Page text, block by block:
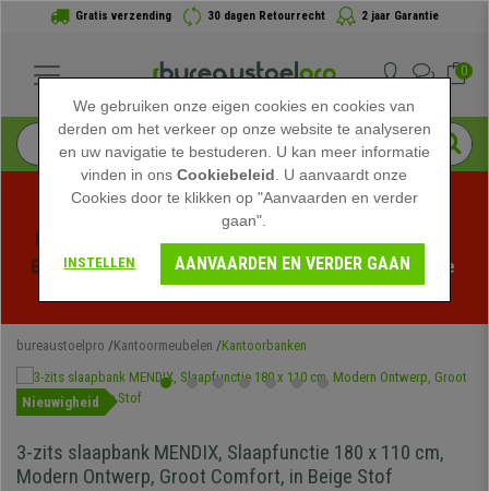
Gratis verzending 30 dagen Retourrecht 2 jaar Garantie
0
Profiteer van de Zomeruitverkoop bij bureaustoelpro!
Exclusieve kortingen voor een beperkte tijd - Bekijk de
bureaustoelpro Kantoormeubelen Kantoorbanken
Nieuwigheid
3-zits slaapbank MENDIX, Slaapfunctie 180 x 110 cm,
Modern Ontwerp, Groot Comfort, in Beige Stof
We gebruiken onze eigen cookies en cookies van
derden om het verkeer op onze website te analyseren
en uw navigatie te bestuderen. U kan meer informatie
vinden in onsCookiebeleid . U aanvaardt onze
Cookies door te klikken op "Aanvaarden en verder
gaan".
INSTELLEN AANVAARDEN EN VERDER GAAN